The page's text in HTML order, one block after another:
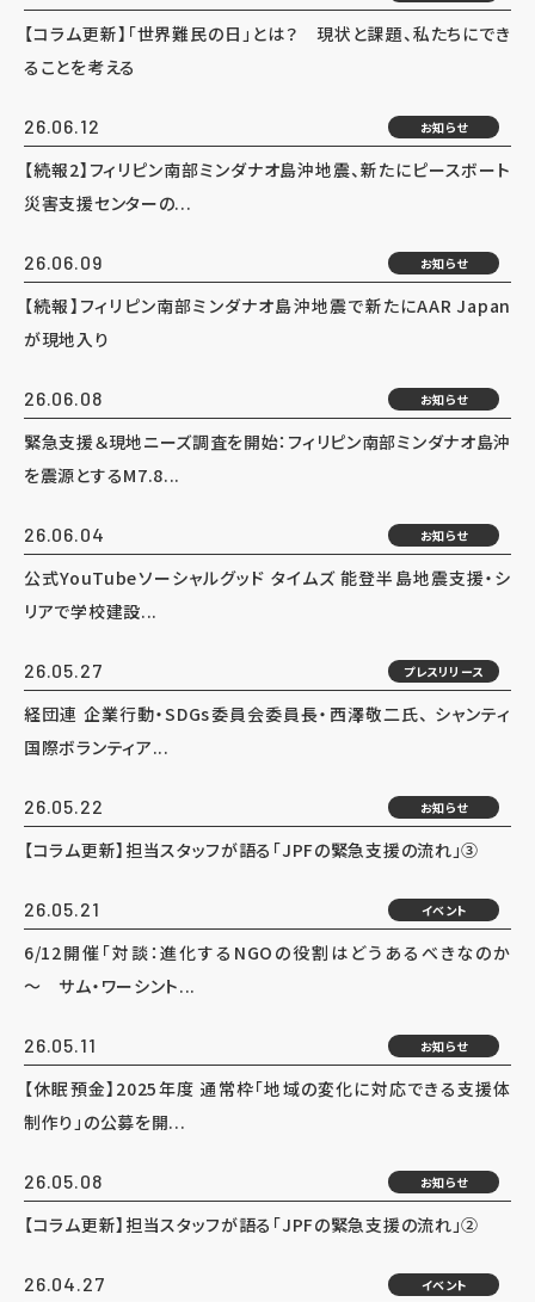
【コラム更新】「世界難民の日」とは？ 現状と課題、私たちにでき
ることを考える
26.06.12 お知らせ
【続報2】フィリピン南部ミンダナオ島沖地震、新たにピースボート
災害支援センターの...
26.06.09 お知らせ
【続報】フィリピン南部ミンダナオ島沖地震で新たにAAR Japan
が現地入り
26.06.08 お知らせ
緊急支援＆現地ニーズ調査を開始：フィリピン南部ミンダナオ島沖
を震源とするM7.8...
26.06.04 お知らせ
公式YouTubeソーシャルグッド タイムズ 能登半島地震支援・シ
リアで学校建設...
26.05.27 プレスリリース
経団連 企業行動・SDGs委員会委員長・西澤敬二氏、 シャンティ
国際ボランティア...
26.05.22 お知らせ
【コラム更新】担当スタッフが語る「JPFの緊急支援の流れ」③
26.05.21 イベント
6/12開催「対談：進化するNGOの役割はどうあるべきなのか
～ サム・ワーシント...
26.05.11 お知らせ
【休眠預金】2025年度 通常枠「地域の変化に対応できる支援体
制作り」の公募を開...
26.05.08 お知らせ
【コラム更新】担当スタッフが語る「JPFの緊急支援の流れ」②
26.04.27 イベント